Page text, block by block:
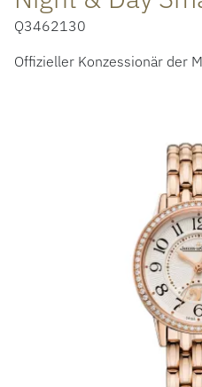
ROLEX CERTIFIED PRE-
Q3462130
Offizieller Konzessionär der